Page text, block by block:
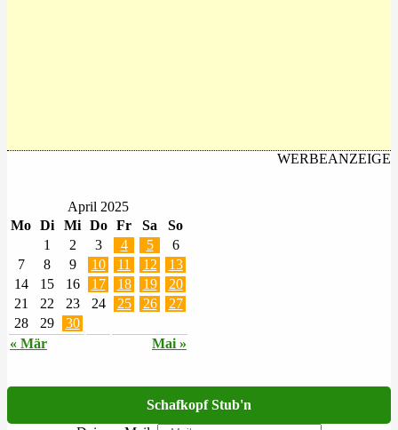
WERBEANZEIGE
April 2025
Mo Di Mi Do Fr Sa So
« Mär Mai »
1 2 3 4 5
6
7
8 9 10 11 12
13
14
15 16 17 18 19
20
21
22 23 24 25 26
27
28
29 30
Schafkopf Stub'n